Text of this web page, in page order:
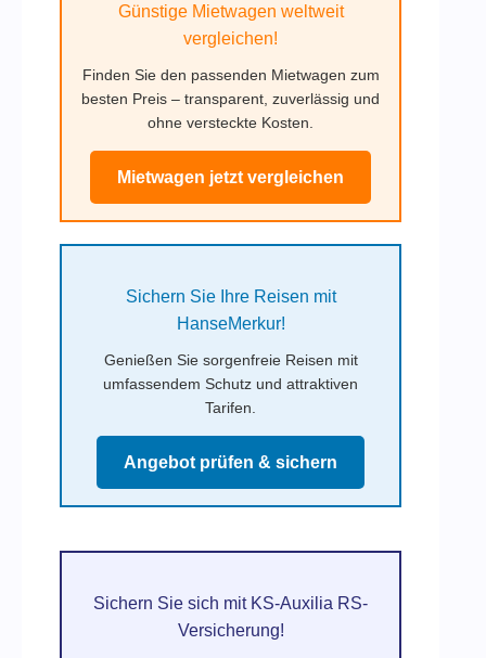
Günstige Mietwagen weltweit
vergleichen!
Finden Sie den passenden Mietwagen zum
besten Preis – transparent, zuverlässig und
ohne versteckte Kosten.
Mietwagen jetzt vergleichen
Sichern Sie Ihre Reisen mit
HanseMerkur!
Genießen Sie sorgenfreie Reisen mit
umfassendem Schutz und attraktiven
Tarifen.
Angebot prüfen & sichern
Sichern Sie sich mit KS-Auxilia RS-
Versicherung!